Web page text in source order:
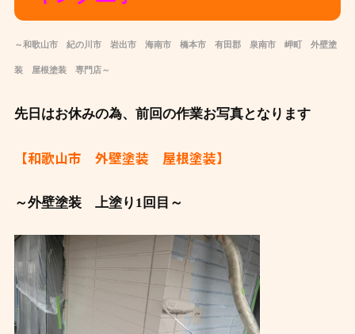
～和歌山市 紀の川市 岩出市 海南市 橋本市 有田郡 泉南市 岬町 外壁塗
装 屋根塗装 専門店～
先日はお休みの為、前回の作業お写真となります
【和歌山市 外壁塗装 屋根塗装】
～外壁塗装 上塗り1回目～